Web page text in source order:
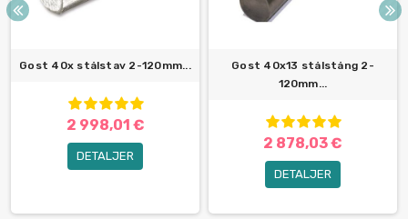
Gost 40x stålstav 2-120mm...
2 998,01 €
DETALJER
Gost 40x13 stålstång 2-
120mm...
2 878,03 €
DETALJER